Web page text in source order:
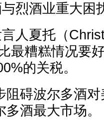
烈酒业重大困
人夏托（
最糟糕情况要
的关税。
阻碍波尔多酒
酒最大市场。